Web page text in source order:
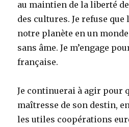
au maintien de la liberté
des cultures. Je refuse
notre planète en un
sans âme. Je m’engage
française.
Je continuerai à agir pour
maîtresse de son destin,
les utiles coopérations